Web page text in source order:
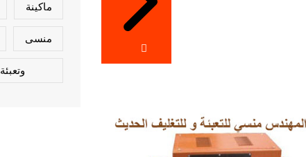
ماكينة
منسى
وتعبئة